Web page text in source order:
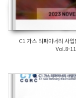
C1 가스 리파이너리 사
Vol.8-11